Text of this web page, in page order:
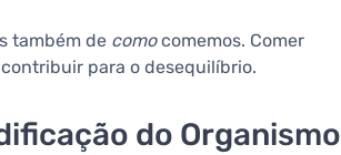
também de comocomemos. Comer
para o desequilíbrio.
do Organismo